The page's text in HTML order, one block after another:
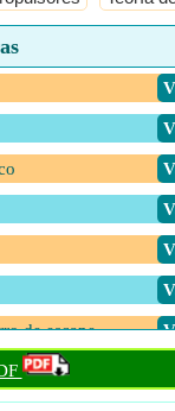
de escape
de escape dada la